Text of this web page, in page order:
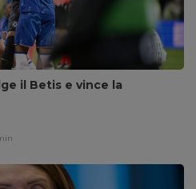
il Betis e vince la